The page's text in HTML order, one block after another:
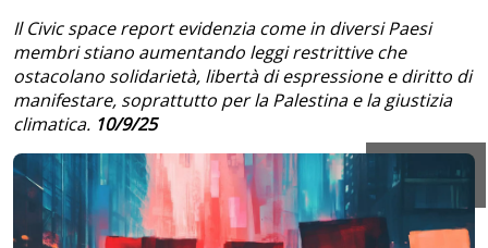
Il Civic space report evidenzia come in diversi Paesi
membri stiano aumentando leggi restrittive che
ostacolano solidarietà, libertà di espressione e diritto di
manifestare, soprattutto per la Palestina e la giustizia
climatica. 10/9/25